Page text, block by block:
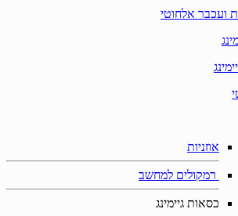
ועכבר אלחוטי
אוזניות
רמקולים למחשב
כסאות גיימינג